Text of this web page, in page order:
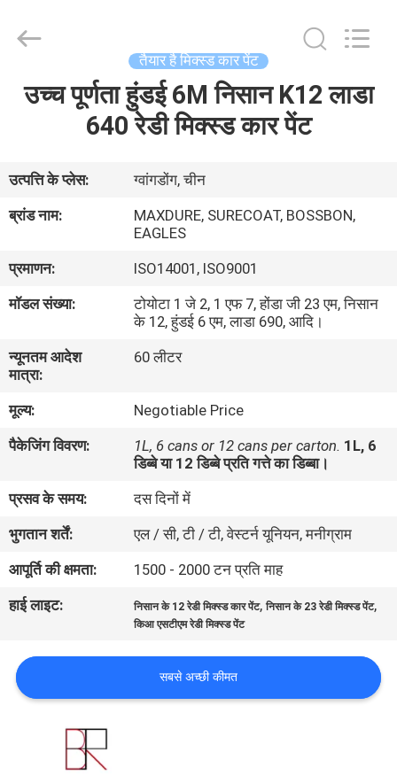
घर
हमारे
में
भ्रमण
गुणवत्ता
नियंत्रण
संपर्क
करें
समाचार
एक
उद्धरण
Co.,Ltd..
तैयार है मिक्स्ड कार पेंट
उच्च पूर्णता हुंडई 6M निसान K12 लाडा
640 रेडी मिक्स्ड कार पेंट
उत्पत्ति के प्लेस:
ग्वांगडोंग, चीन
ब्रांड नाम:
MAXDURE, SURECOAT, BOSSBON,
EAGLES
प्रमाणन:
ISO14001, ISO9001
मॉडल संख्या:
टोयोटा 1 जे 2, 1 एफ 7, होंडा जी 23 एम, निसान
के 12, हुंडई 6 एम, लाडा 690, आदि।
न्यूनतम आदेश
मात्रा:
60 लीटर
मूल्य:
Negotiable Price
पैकेजिंग विवरण:
1L, 6 cans or 12 cans per carton. 1L, 6
डिब्बे या 12 डिब्बे प्रति गत्ते का डिब्बा।
प्रसव के समय:
दस दिनों में
भुगतान शर्तें:
एल / सी, टी / टी, वेस्टर्न यूनियन, मनीग्राम
आपूर्ति की क्षमता:
1500 - 2000 टन प्रति माह
हाई लाइट:
निसान के 12 रेडी मिक्स्ड कार पेंट,निसान के 23 रेडी मिक्स्ड पेंट,
किआ एसटीएम रेडी मिक्स्ड पेंट
सबसे अच्छी कीमत